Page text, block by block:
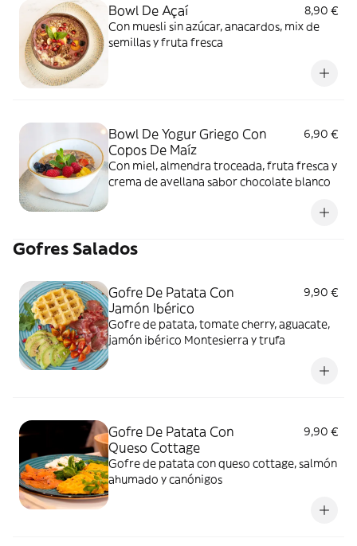
Bowl De Açaí
8,90 €
Con muesli sin azúcar, anacardos, mix de
semillas y fruta fresca
Bowl De Yogur Griego Con
Copos De Maíz
6,90 €
Con miel, almendra troceada, fruta fresca y
crema de avellana sabor chocolate blanco
Gofres Salados
Gofre De Patata Con
Jamón Ibérico
9,90 €
Gofre de patata, tomate cherry, aguacate,
jamón ibérico Montesierra y trufa
Gofre De Patata Con
Queso Cottage
9,90 €
Gofre de patata con queso cottage, salmón
ahumado y canónigos